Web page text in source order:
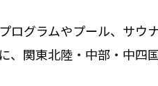
グラムやプール、サ
関東北陸・中部・中四